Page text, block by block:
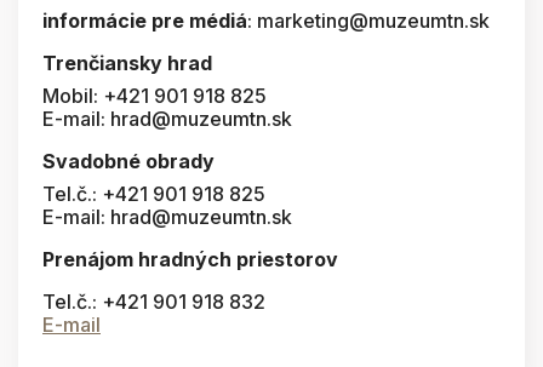
informácie pre médiá: marketing@muzeumtn.sk
Trenčiansky hrad
Mobil: +421 901 918 825
E-mail: hrad@muzeumtn.sk
Svadobné obrady
Tel.č.: +421 901 918 825
E-mail: hrad@muzeumtn.sk
Prenájom hradných priestorov
Tel.č.: +421 901 918 832
E-mail